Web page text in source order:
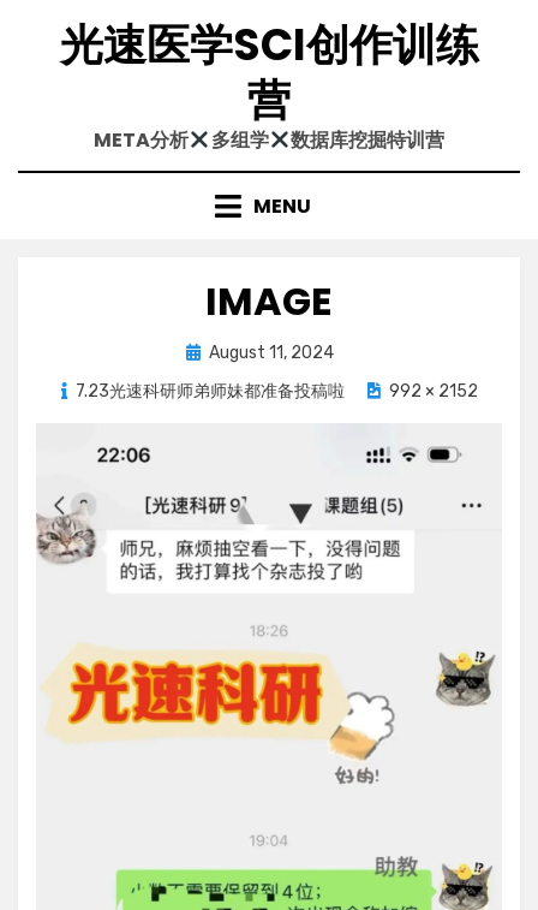
content光速医学SCI创作训练
营
META分析 多组学 数据库挖掘特训营
MENU
IMAGE
Posted
on
August 11, 2024
7.23光速科研师弟师妹都准备投稿啦
992 × 2152